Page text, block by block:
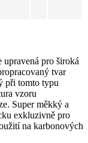
pro široká
tvar
při tomto typu
vzoru
Super měkký a
exkluzivně pro
na karbonových